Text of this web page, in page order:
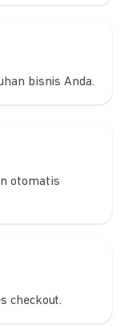
bisnis Anda.
otomatis
checkout.